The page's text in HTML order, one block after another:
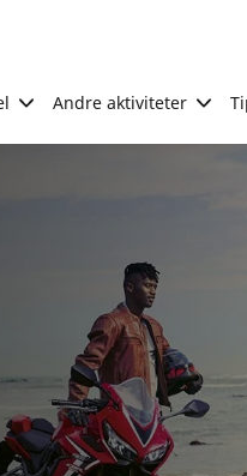
Andre aktiviteter